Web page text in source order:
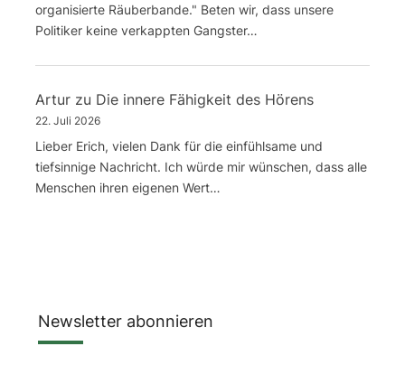
organisierte Räuberbande." Beten wir, dass unsere
Politiker keine verkappten Gangster…
Artur zu Die innere Fähigkeit des Hörens
22. Juli 2026
Lieber Erich, vielen Dank für die einfühlsame und
tiefsinnige Nachricht. Ich würde mir wünschen, dass alle
Menschen ihren eigenen Wert…
Newsletter abonnieren